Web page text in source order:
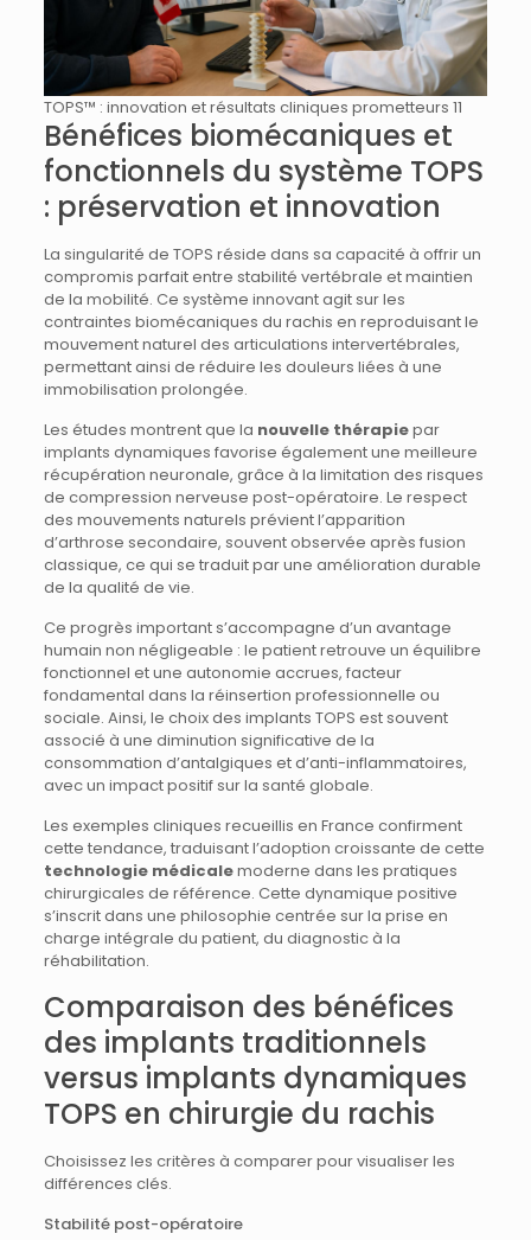
TOPS™ : innovation et résultats cliniques prometteurs 11
Bénéfices biomécaniques et
fonctionnels du système TOPS
: préservation et innovation
La singularité de TOPS réside dans sa capacité à offrir un
compromis parfait entre stabilité vertébrale et maintien
de la mobilité. Ce système innovant agit sur les
contraintes biomécaniques du rachis en reproduisant le
mouvement naturel des articulations intervertébrales,
permettant ainsi de réduire les douleurs liées à une
immobilisation prolongée.
Les études montrent que la nouvelle thérapiepar
implants dynamiques favorise également une meilleure
récupération neuronale, grâce à la limitation des risques
de compression nerveuse post-opératoire. Le respect
des mouvements naturels prévient l’apparition
d’arthrose secondaire, souvent observée après fusion
classique, ce qui se traduit par une amélioration durable
de la qualité de vie.
Ce progrès important s’accompagne d’un avantage
humain non négligeable : le patient retrouve un équilibre
fonctionnel et une autonomie accrues, facteur
fondamental dans la réinsertion professionnelle ou
sociale. Ainsi, le choix des implants TOPS est souvent
associé à une diminution significative de la
consommation d’antalgiques et d’anti-inflammatoires,
avec un impact positif sur la santé globale.
Les exemples cliniques recueillis en France confirment
cette tendance, traduisant l’adoption croissante de cette
technologie médicalemoderne dans les pratiques
chirurgicales de référence. Cette dynamique positive
s’inscrit dans une philosophie centrée sur la prise en
charge intégrale du patient, du diagnostic à la
réhabilitation.
Comparaison des bénéfices
des implants traditionnels
versus implants dynamiques
TOPS en chirurgie du rachis
Choisissez les critères à comparer pour visualiser les
différences clés.
Stabilité post-opératoire